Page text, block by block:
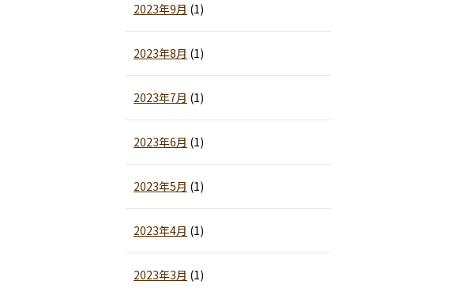
2023年9月 (1)
2023年8月 (1)
2023年7月 (1)
2023年6月 (1)
2023年5月 (1)
2023年4月 (1)
2023年3月 (1)